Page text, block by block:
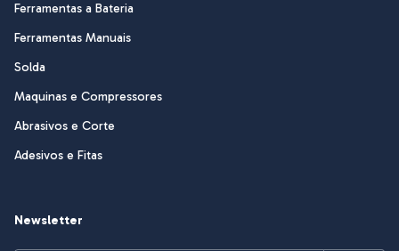
Ferramentas a Bateria
Ferramentas Manuais
Solda
Maquinas e Compressores
Abrasivos e Corte
Adesivos e Fitas
Newsletter